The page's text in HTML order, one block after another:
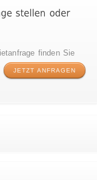
finden Sie
JETZT ANFRAGEN